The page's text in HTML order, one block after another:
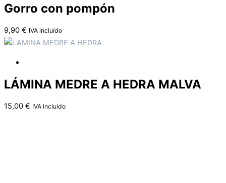
Gorro con pompón
9,90 € IVA incluído
LÁMINA MEDRE A HEDRA MALVA
15,00 € IVA incluído